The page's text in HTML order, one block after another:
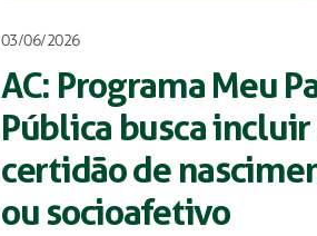
03/06/2026
AC: Programa Meu
Pública busca
certidão de
ou socioafetivo